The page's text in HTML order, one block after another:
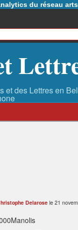
du réseau
Delarosele 21